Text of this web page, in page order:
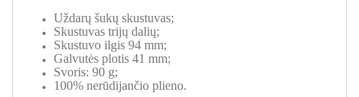
Uždarų šukų skustuvas;
Skustuvas trijų dalių;
Skustuvo ilgis 94 mm;
Galvutės plotis 41 mm;
Svoris: 90 g;
100% nerūdijančio plieno.